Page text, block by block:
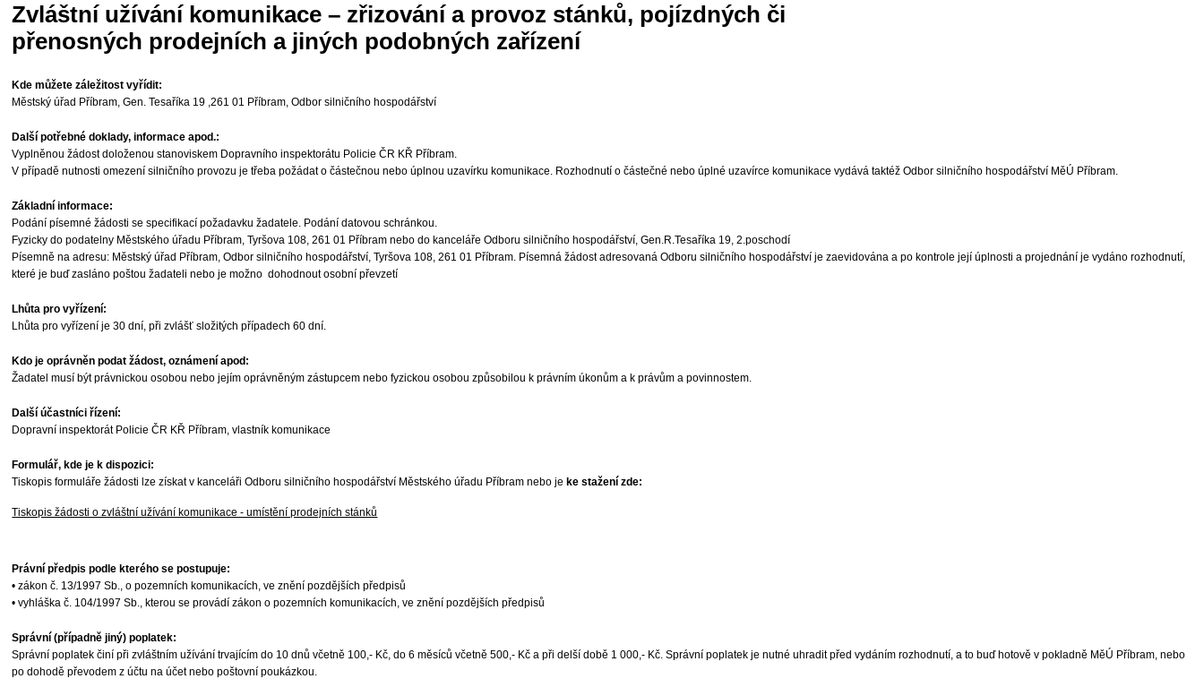
Zvláštní užívání komunikace – zřizování a provoz stánků, pojízdných či
přenosných prodejních a jiných podobných zařízení
Kde můžete záležitost vyřídit:
Městský úřad Příbram, Gen. Tesaříka 19 ,261 01 Příbram, Odbor silničního hospodářství
Další potřebné doklady, informace apod.:
Vyplněnou žádost doloženou stanoviskem Dopravního inspektorátu Policie ČR KŘ Příbram.
V případě nutnosti omezení silničního provozu je třeba požádat o částečnou nebo úplnou uzavírku komunikace. Rozhodnutí o částečné nebo úplné uzavírce komunikace vydává taktéž Odbor silničního hospodářství MěÚ Příbram.
Základní informace:
Podání písemné žádosti se specifikací požadavku žadatele. Podání datovou schránkou.
Fyzicky do podatelny Městského úřadu Příbram, Tyršova 108, 261 01 Příbram nebo do kanceláře Odboru silničního hospodářství, Gen.R.Tesaříka 19, 2.poschodí
Písemně na adresu: Městský úřad Příbram, Odbor silničního hospodářství, Tyršova 108, 261 01 Příbram. Písemná žádost adresovaná Odboru silničního hospodářství je zaevidována a po kontrole její úplnosti a projednání je vydáno rozhodnutí,
které je buď zasláno poštou žadateli nebo je možno dohodnout osobní převzetí
Lhůta pro vyřízení:
Lhůta pro vyřízení je 30 dní, při zvlášť složitých případech 60 dní.
Kdo je oprávněn podat žádost, oznámení apod:
Žadatel musí být právnickou osobou nebo jejím oprávněným zástupcem nebo fyzickou osobou způsobilou k právním úkonům a k právům a povinnostem.
Další účastníci řízení:
Dopravní inspektorát Policie ČR KŘ Příbram, vlastník komunikace
Formulář, kde je k dispozici:
Tiskopis formuláře žádosti lze získat v kanceláři Odboru silničního hospodářství Městského úřadu Příbram nebo je ke stažení zde:
Tiskopis žádosti o zvláštní užívání komunikace - umístění prodejních stánků
Právní předpis podle kterého se postupuje:
• zákon č. 13/1997 Sb., o pozemních komunikacích, ve znění pozdějších předpisů
• vyhláška č. 104/1997 Sb., kterou se provádí zákon o pozemních komunikacích, ve znění pozdějších předpisů
Správní (případně jiný) poplatek:
Správní poplatek činí při zvláštním užívání trvajícím do 10 dnů včetně 100,- Kč, do 6 měsíců včetně 500,- Kč a při delší době 1 000,- Kč. Správní poplatek je nutné uhradit před vydáním rozhodnutí, a to buď hotově v pokladně MěÚ Příbram, nebo
po dohodě převodem z účtu na účet nebo poštovní poukázkou.